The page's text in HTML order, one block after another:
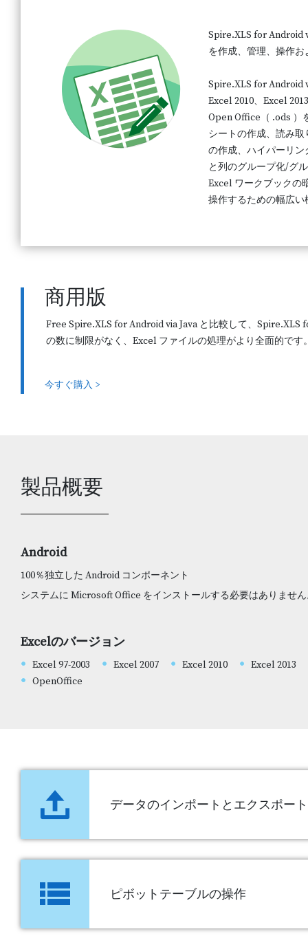
Spire.XLS for Android
を作成、管理、操作
Spire.XLS for Android
Excel 2010、Excel
Open Office（ .ods ）
シートの作成、読み
の作成、ハイパーリ
と列のグループ化/グ
Excel ワークブックの
操作するための幅広
商用版
Free Spire.XLS for Android via Java と比較して、Spire.XLS
の数に制限がなく、Excel ファイルの処理がより全面的です
今すぐ購入 >
製品概要
Android
100％独立した Android コンポーネント
システムに Microsoft Office をインストールする必要はありませ
Excelのバージョン
Excel 97-2003 Excel 2007 Excel 2010
Excel 2013
OpenOffice
データのインポートとエクスポート
ピボットテーブルの操作